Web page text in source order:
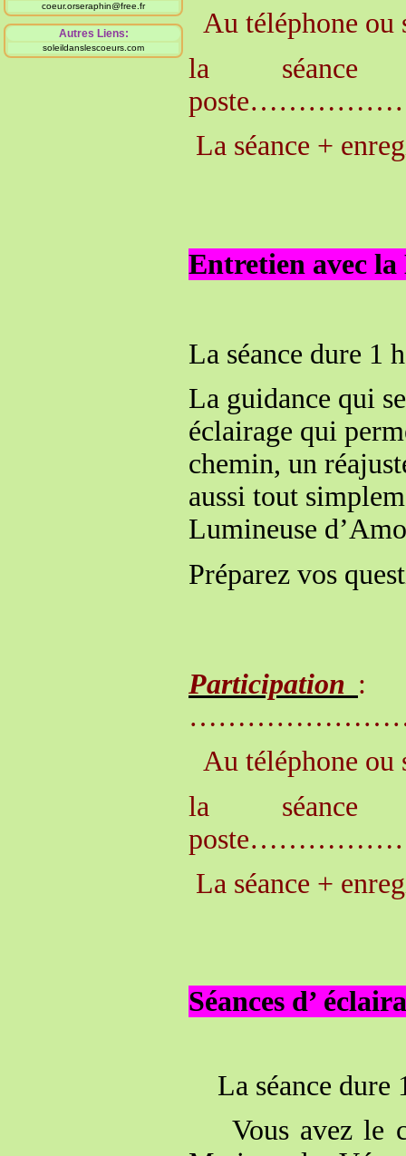
coeur.orseraphin@free.fr
Autres Liens:
soleildanslescoeurs.com
Au téléphone ou
la
La séance +
Entretien avec la
La séance dure 1
La guidance qui
éclairage qui
chemin, un
aussi tout
Lumineuse
Préparez vos
Participation :
Au téléphone ou
la
La séance +
Séances d’
La séance dure
Vous avez le